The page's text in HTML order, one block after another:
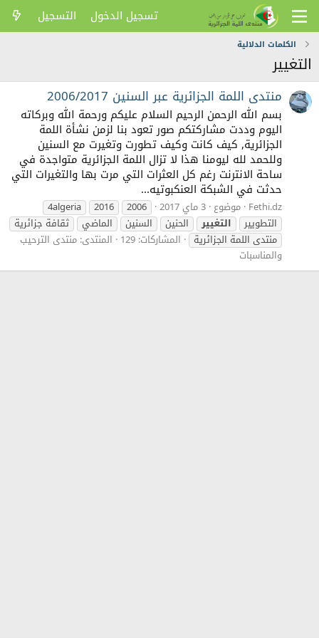
تسجيل الدخول التسجيل
الكلمات الدلالية
التغيير
منتدى اللمة الجزائرية عبر السنين 2006/2017
بسم الله الرحمن الرحيم السلام عليكم ورحمة الله وبركاته
اليوم وددت مشاركتكم صور تعود بنا لزمن نشأة اللمة
الجزائرية, كيف كانت وكيف تطورت وتغيرت مع السنين
وللحمد لله ليومنا هذا لا تزال اللمة الجزائرية متواجدة في
ساحة الانترنت رغم كل العثرات التي مرت بها والتغيرات التي
حدثت في الشبكة العنكبوتيه...
Fethi.dz موضوع 3 ماي 2017 2006
2016
4algeria
التطويير
التغيير الحنين السنين الماضي
ثقافة جزائرية
منتدى اللمة الجزائرية
المشاركات: 129 المنتدى: منتدى الترحيب
والمناسبات